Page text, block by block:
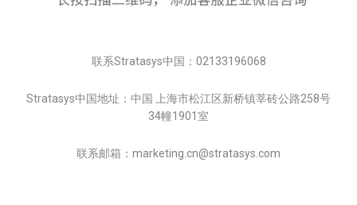
联系Stratasys中国：02133196068
Stratasys中国地址：中国 上海市松江区新桥镇莘砖公路258号
34幢1901室
联系邮箱：marketing.cn@stratasys.com